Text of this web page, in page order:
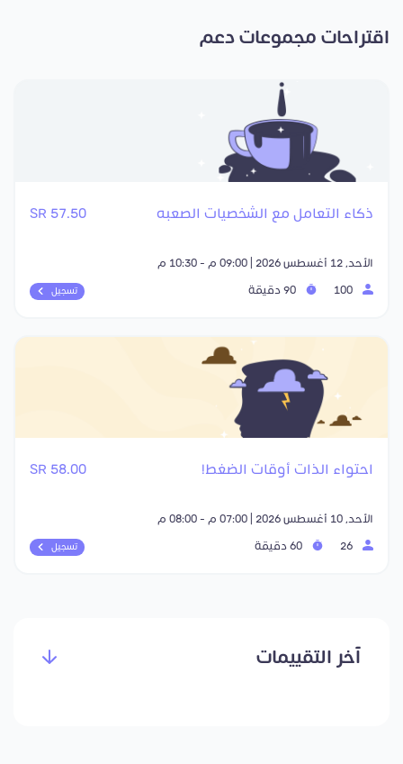
اقتراحات مجموعات دعم
ذكاء التعامل مع الشخصيات الصعبه 57.50 SR
الأحد, 12 أغسطس 2026 | 09:00 م - 10:30 م
تسجيل
احتواء الذات أوقات الضغط! 58.00 SR
الأحد, 10 أغسطس 2026 | 07:00 م - 08:00 م
تسجيل
آخر التقييمات